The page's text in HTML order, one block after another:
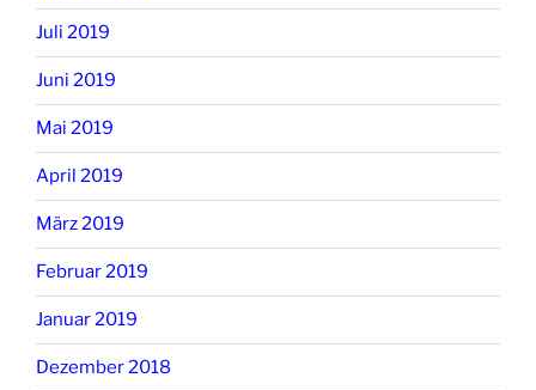
Juli 2019
Juni 2019
Mai 2019
April 2019
März 2019
Februar 2019
Januar 2019
Dezember 2018